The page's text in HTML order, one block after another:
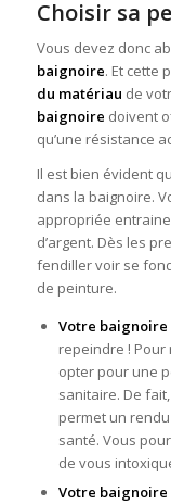
Choisir sa
Vous devez donc
baignoire. Et cette
du matériau de
baignoire doivent
qu’une résistance
Il est bien évident
dans la baignoire.
appropriée
d’argent. Dès les
fendiller voir se
de peinture.
Votre baignoire
repeindre ! Pour
opter pour une
sanitaire. De
permet un
santé. Vous
de vous
Votre baignoire